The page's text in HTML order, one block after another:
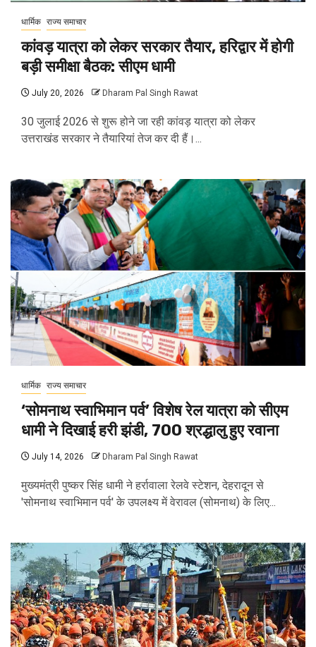
धार्मिक राज्य समाचार
कांवड़ यात्रा को लेकर सरकार तैयार, हरिद्वार में होगी
बड़ी समीक्षा बैठक: सीएम धामी
July 20, 2026 Dharam Pal Singh Rawat
30 जुलाई 2026 से शुरू होने जा रही कांवड़ यात्रा को लेकर
उत्तराखंड सरकार ने तैयारियां तेज कर दी हैं।...
धार्मिक राज्य समाचार
‘सोमनाथ स्वाभिमान पर्व’ विशेष रेल यात्रा को सीएम
धामी ने दिखाई हरी झंडी, 700 श्रद्धालु हुए रवाना
July 14, 2026 Dharam Pal Singh Rawat
मुख्यमंत्री पुष्कर सिंह धामी ने हर्रावाला रेलवे स्टेशन, देहरादून से
'सोमनाथ स्वाभिमान पर्व' के उपलक्ष्य में वेरावल (सोमनाथ) के लिए...